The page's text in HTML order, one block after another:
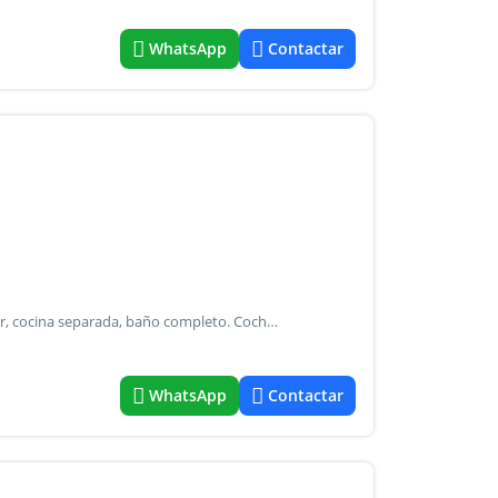
WhatsApp Contactar
Duplex al frente, 2 dormitorios con placard, living comedor, cocina separada, baño completo. Cochera vs autos que tambien funciona como patio, entrada independiente, sin expensas.
WhatsApp Contactar